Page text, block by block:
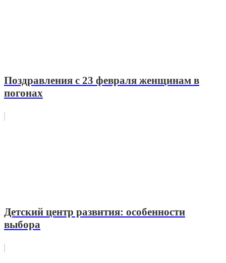
Поздравления с 23 февраля женщинам в
погонах
Детский центр развития: особенности
выбора